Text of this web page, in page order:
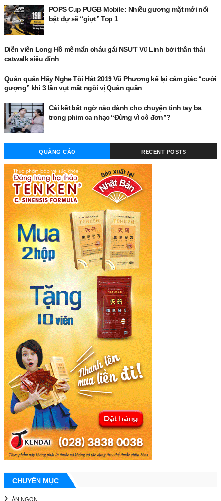
POPS Cup PUGB Mobile: Nhiều gương mặt mới nổi
bật dự sẽ “giựt” Top 1
Diễn viên Long Hồ mê mẩn cháu gái NSƯT Vũ Linh bởi thần thái
catwalk siêu đỉnh
Quán quân Hãy Nghe Tôi Hát 2019 Vũ Phương kể lại cảm giác “cười
gượng” khi 3 lần vụt mất ngôi vị Quán quân
Cái kết bất ngờ nào dành cho chuyện tình tay ba
trong phim ca nhạc “Đừng vì cô đơn”?
QUẢNG CÁO RECENT POSTS
CHUYÊN MỤC
ĂN NGON